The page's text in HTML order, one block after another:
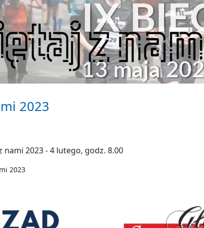
2023
nami 2023 - 4 lutego, godz. 8.00
2023